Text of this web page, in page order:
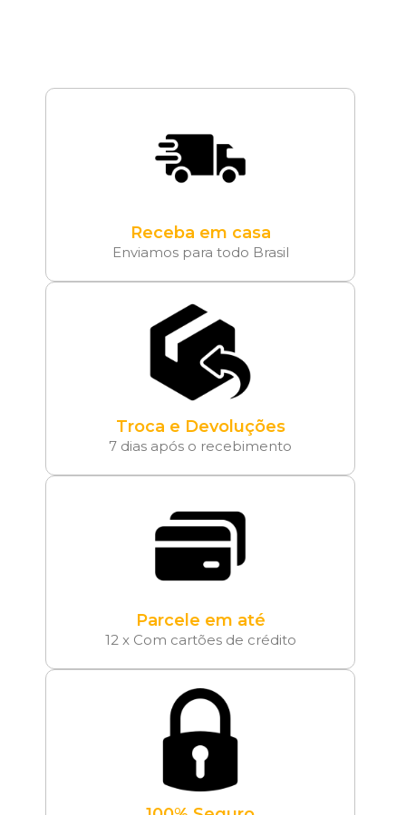
Receba em casa
Enviamos para todo Brasil
Troca e Devoluções
7 dias após o recebimento
Parcele em até
12 x Com cartões de crédito